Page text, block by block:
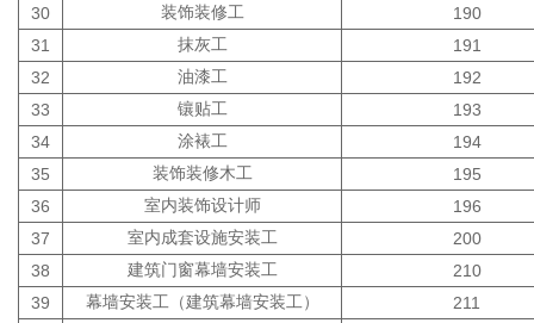
30
装饰装修工
190
31
抹灰工
191
32
油漆工
192
33
镶贴工
193
34
涂裱工
194
35
装饰装修木工
195
36
室内装饰设计师
196
37
室内成套设施安装工
200
38
建筑门窗幕墙安装工
210
39
幕墙安装工（建筑幕墙安装工）
211